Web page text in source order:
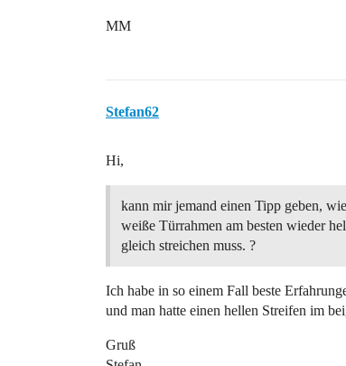
MM
Stefan62
Hi,
kann mir jemand einen Tipp geben,
weiße Türrahmen am besten wieder
gleich streichen muss. ?
Ich habe in so einem Fall beste
und man hatte einen hellen Streifen im
Gruß